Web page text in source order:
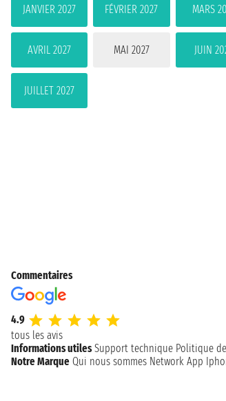
JANVIER 2027 FÉVRIER 2027 MARS
AVRIL 2027 MAI 2027 JUIN
JUILLET 2027
Commentaires
4.9
tous les avis
Informations utiles Support technique Politique
Notre Marque Qui nous sommes Network App